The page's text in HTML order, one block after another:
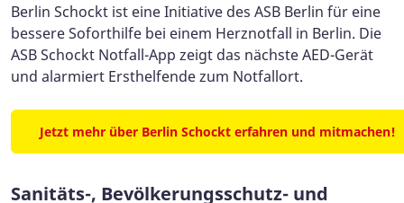
Berlin Schockt ist eine Initiative des ASB Berlin für eine
bessere Soforthilfe bei einem Herznotfall in Berlin. Die
ASB Schockt Notfall-App zeigt das nächste AED-Gerät
und alarmiert Ersthelfende zum Notfallort.
Jetzt mehr über Berlin Schockt erfahren und mitmachen!
Sanitäts-, Bevölkerungsschutz- und